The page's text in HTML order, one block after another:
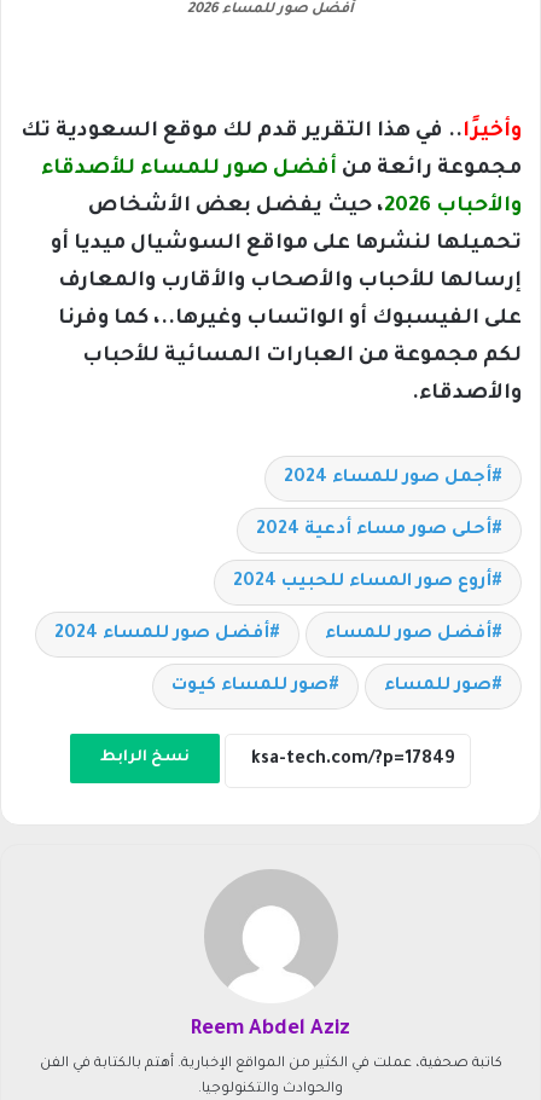
أفضل صور للمساء 2026
وأخيرًا.. في هذا التقرير قدم لك موقع السعودية تك
مجموعة رائعة من أفضل صور للمساء للأصدقاء
والأحباب 2026
، حيث يفضل بعض الأشخاص
تحميلها لنشرها على مواقع السوشيال ميديا أو
إرسالها للأحباب والأصحاب والأقارب والمعارف
على الفيسبوك أو الواتساب وغيرها..، كما وفرنا
لكم مجموعة من العبارات المسائية للأحباب
والأصدقاء.
أجمل صور للمساء 2024
أحلى صور مساء أدعية 2024
أروع صور المساء للحبيب 2024
أفضل صور للمساء أفضل صور للمساء 2024
صور للمساء صور للمساء كيوت
نسخ الرابط
Reem Abdel Aziz
كاتبة صحفية، عملت في الكثير من المواقع الإخبارية. أهتم بالكتابة في الفن
والحوادث والتكنولوجيا.